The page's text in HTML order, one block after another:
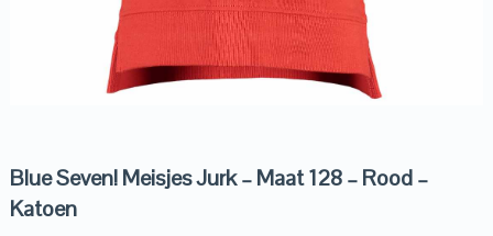
Blue Seven! Meisjes Jurk – Maat 128 – Rood –
Katoen